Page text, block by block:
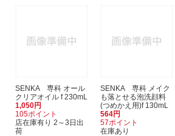
SENKA 専科 オール
クリアオイル f 230mL
1,050円
105ポイント
店在庫有り 2～3日出
荷
SENKA 専科 メイク
も落とせる泡洗顔料
(つめかえ用)f 130mL
564円
57ポイント
在庫あり